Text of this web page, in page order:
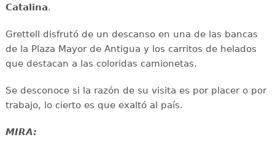
Catalina.
Grettell disfrutó de un descanso en una de las bancas
de la Plaza Mayor de Antigua y los carritos de helados
que destacan a las coloridas camionetas.
Se desconoce si la razón de su visita es por placer o por
trabajo, lo cierto es que exaltó al país.
MIRA: